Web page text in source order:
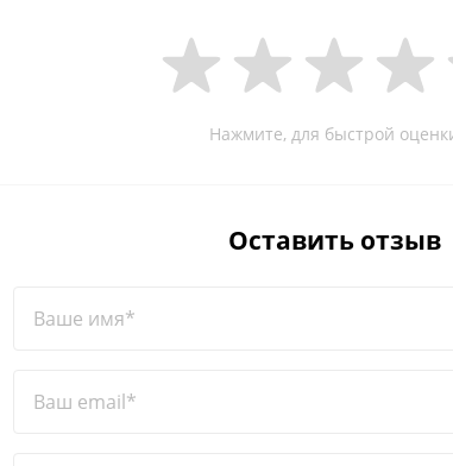
Нажмите, для быстрой
Оставить отзыв
Ваше имя*
Ваш email*